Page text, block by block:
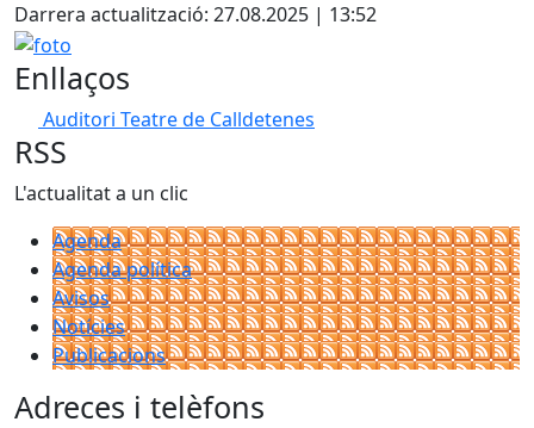
Darrera actualització: 27.08.2025 | 13:52
foto
Enllaços
Auditori Teatre de Calldetenes
RSS
L'actualitat a un clic
Agenda
Agenda política
Avisos
Notícies
Publicacions
Adreces i telèfons